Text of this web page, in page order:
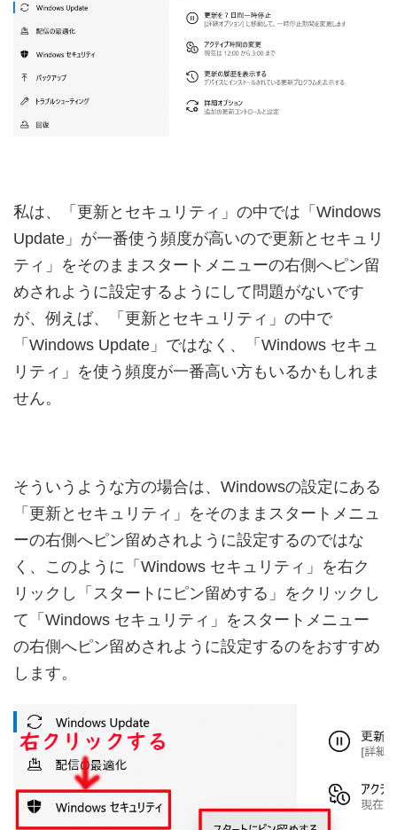
私は、「更新とセキュリティ」の中では「Windows
Update」が一番使う頻度が高いので更新とセキュリ
ティ」をそのままスタートメニューの右側へピン留
めされように設定するようにして問題がないです
が、例えば、「更新とセキュリティ」の中で
「Windows Update」ではなく、「Windows セキュ
リティ」を使う頻度が一番高い方もいるかもしれま
せん。
そういうような方の場合は、Windowsの設定にある
「更新とセキュリティ」をそのままスタートメニュ
ーの右側へピン留めされように設定するのではな
く、このように「Windows セキュリティ」を右ク
リックし「スタートにピン留めする」をクリックし
て「Windows セキュリティ」をスタートメニュー
の右側へピン留めされように設定するのをおすすめ
します。